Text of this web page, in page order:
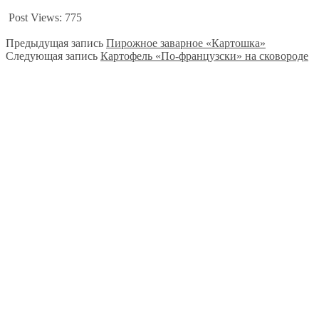
Post Views: 775
Предыдущая запись Пирожное заварное «Картошка»
Следующая запись Картофель «По-французски» на сковороде